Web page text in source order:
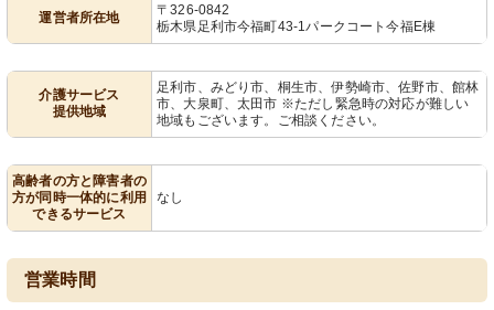
運営者所在地
〒326-0842
栃木県足利市今福町43-1パークコート今福E棟
介護サービス
提供地域
足利市、みどり市、桐生市、伊勢崎市、佐野市、館林
市、大泉町、太田市 ※ただし緊急時の対応が難しい
地域もございます。ご相談ください。
高齢者の方と障害者の
方が同時一体的に利用
できるサービス
なし
営業時間